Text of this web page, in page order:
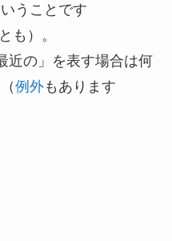
うことです
も）。
近の」を表す場合は何
例外もあります